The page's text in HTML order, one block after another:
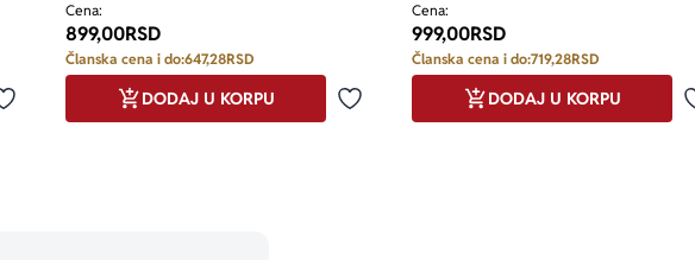
Dodaj u omiljene
Cena:
899,00RSD
Članska cena i do:647,28RSD
Dodaj u omiljene
DODAJ U KORPU
Cena:
999,00RSD
Članska cena i do:719,28RSD
DODAJ U KORPU